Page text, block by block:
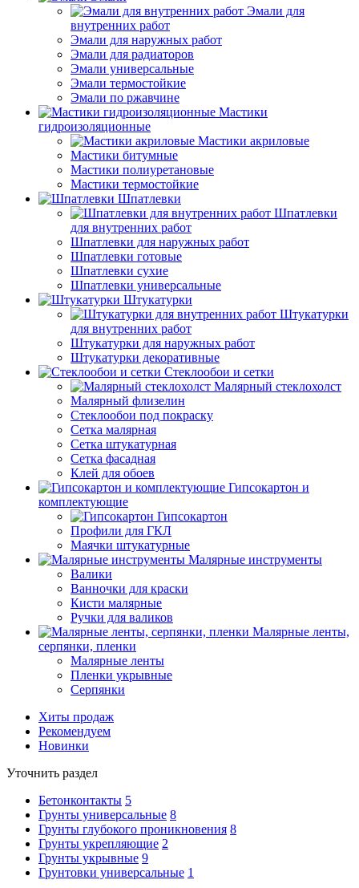
Эмали для
внутренних работ
Эмали для наружных работ
Эмали для радиаторов
Эмали универсальные
Эмали термостойкие
Эмали по ржавчине
Мастики
гидроизоляционные
Мастики акриловые
Мастики битумные
Мастики полиуретановые
Мастики термостойкие
Шпатлевки
Шпатлевки
для внутренних работ
Шпатлевки для наружных работ
Шпатлевки готовые
Шпатлевки сухие
Шпатлевки универсальные
Штукатурки
Штукатурки
для внутренних работ
Штукатурки для наружных работ
Штукатурки декоративные
Стеклообои и сетки
Малярный стеклохолст
Малярный флизелин
Стеклообои под покраску
Сетка малярная
Сетка штукатурная
Сетка фасадная
Клей для обоев
Гипсокартон и
комплектующие
Гипсокартон
Профили для ГКЛ
Маячки штукатурные
Малярные инструменты
Валики
Ванночки для краски
Кисти малярные
Ручки для валиков
Малярные ленты,
серпянки, пленки
Малярные ленты
Пленки укрывные
Серпянки
Хиты продаж
Рекомендуем
Новинки
Уточнить раздел
Бетонконтакты 5
Грунты универсальные 8
Грунты глубокого проникновения 8
Грунты укрепляющие 2
Грунты укрывные 9
Грунтовки универсальные 1